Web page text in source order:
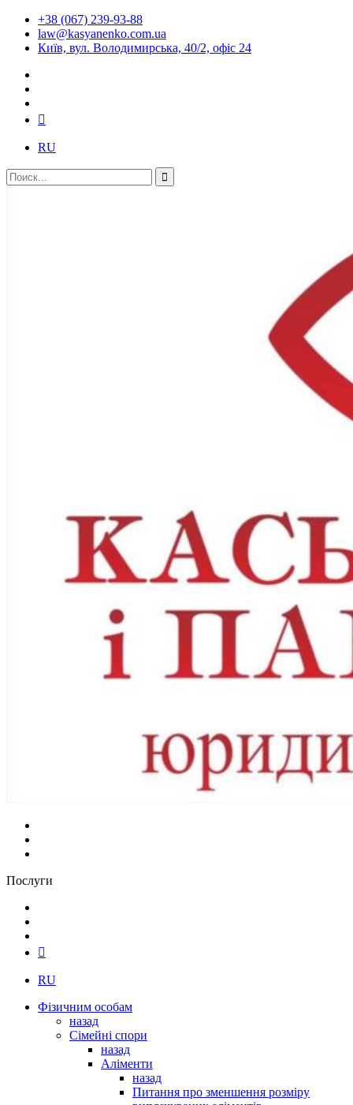
+38 (067) 239-93-88
law@kasyanenko.com.ua
Київ, вул. Володимирська, 40/2, офіс 24
RU
Послуги
RU
Фізичним особам
назад
Сімейні спори
назад
Аліменти
назад
Питання про зменшення розміру